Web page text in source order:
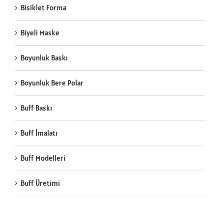
Bisiklet Forma
Biyeli Maske
Boyunluk Baskı
Boyunluk Bere Polar
Buff Baskı
Buff İmalatı
Buff Modelleri
Buff Üretimi